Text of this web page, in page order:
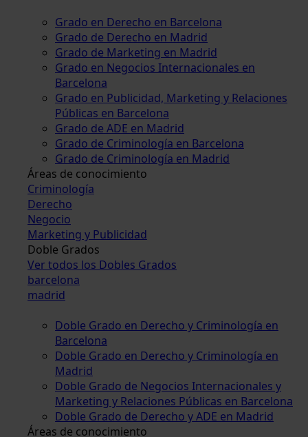
Grado en Derecho en Barcelona
Grado de Derecho en Madrid
Grado de Marketing en Madrid
Grado en Negocios Internacionales en
Barcelona
Grado en Publicidad, Marketing y Relaciones
Públicas en Barcelona
Grado de ADE en Madrid
Grado de Criminología en Barcelona
Grado de Criminología en Madrid
Áreas de conocimiento
Criminología
Derecho
Negocio
Marketing y Publicidad
Doble Grados
Ver todos los Dobles Grados
barcelona
madrid
Doble Grado en Derecho y Criminología en
Barcelona
Doble Grado en Derecho y Criminología en
Madrid
Doble Grado de Negocios Internacionales y
Marketing y Relaciones Públicas en Barcelona
Doble Grado de Derecho y ADE en Madrid
Áreas de conocimiento